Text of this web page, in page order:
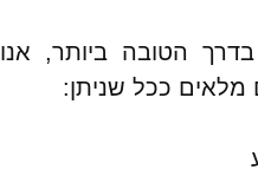
הטובה ביותר, אנו
מלאים ככל שניתן: